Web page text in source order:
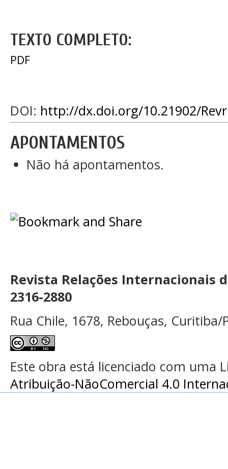
TEXTO COMPLETO:
PDF
DOI: http://dx.doi.org/10.21902/
APONTAMENTOS
Não há apontamentos.
Revista Relações Internacionais
2316-2880
Rua Chile, 1678, Rebouças, Curitiba/
Este obra está licenciado com uma
Atribuição-NãoComercial 4.0